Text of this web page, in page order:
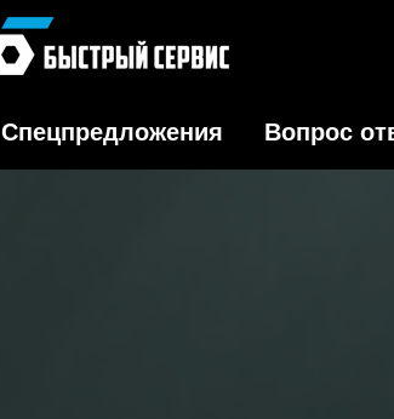
Спецпредложения Вопрос